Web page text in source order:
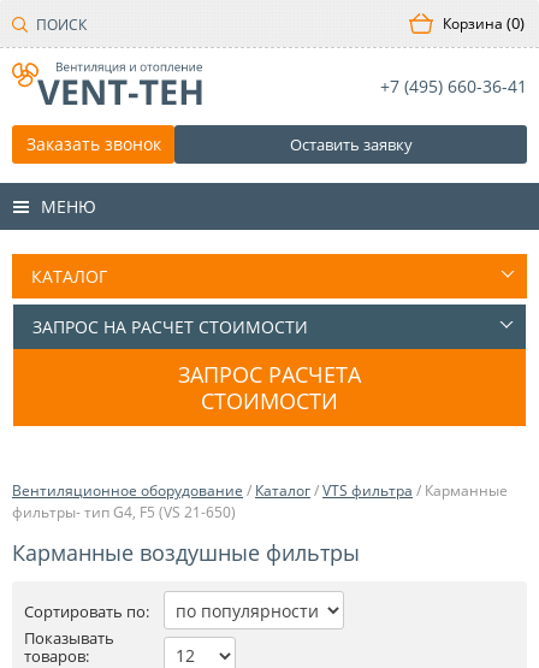
+7 (495) 660-36-41
Заказать звонок Оставить заявку
0
МЕНЮ
ЗАПРОС РАСЧЕТА
СТОИМОСТИ
Вентиляционное оборудование / Каталог/VTS фильтра / Карманные
фильтры- тип G4, F5 (VS 21-650)
Карманные воздушные фильтры
Сортировать по:
Показывать
товаров: